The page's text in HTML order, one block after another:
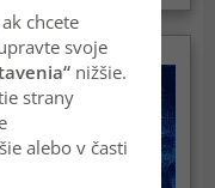
chcete
svoje
nižšie.
strany
alebo v časti